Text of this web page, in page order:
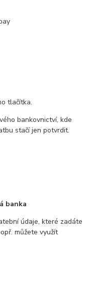
tlačítka.
bankovnictví, kde
stačí jen potvrdit.
banka
údaje, které zadáte
můžete využít